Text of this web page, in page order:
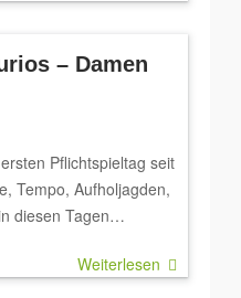
– Damen
Pflichtspieltag seit
Tempo, Aufholjagden,
diesen Tagen…
Weiterlesen